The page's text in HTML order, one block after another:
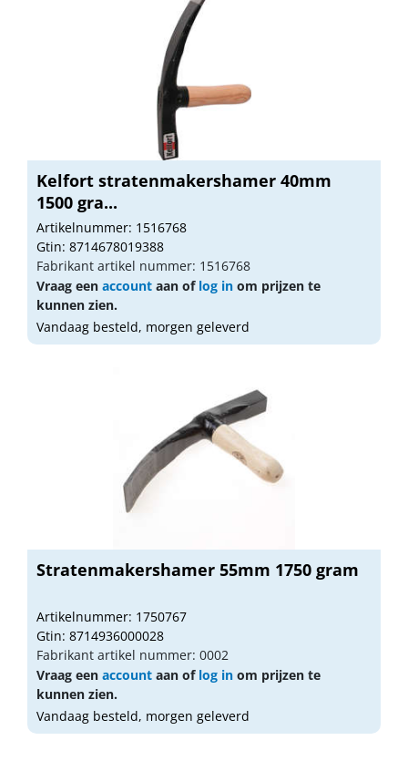
Kelfort stratenmakershamer 40mm
1500 gra...
Artikelnummer: 1516768
Gtin: 8714678019388
Fabrikant artikel nummer: 1516768
Vraag een account aan of log in om prijzen te
kunnen zien.
Vandaag besteld, morgen geleverd
Stratenmakershamer 55mm 1750 gram
Artikelnummer: 1750767
Gtin: 8714936000028
Fabrikant artikel nummer: 0002
Vraag een account aan of log in om prijzen te
kunnen zien.
Vandaag besteld, morgen geleverd